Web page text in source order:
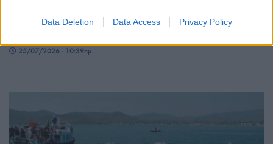
Data Deletion Data Access Privacy Policy
Πώς η μετανάστευση στη Μικρά Ασία άλλαξε τον
25/07/2026 - 10:39πμ